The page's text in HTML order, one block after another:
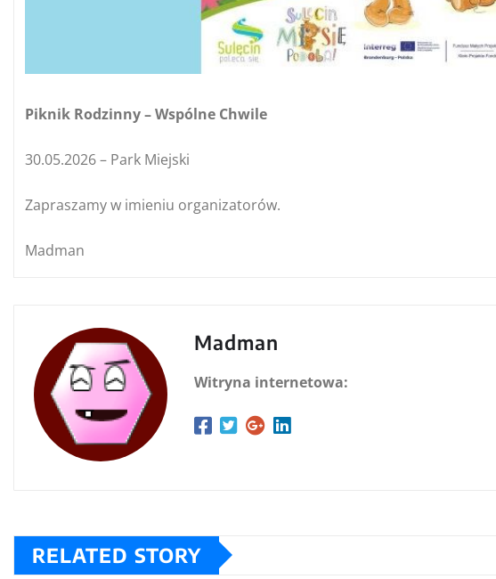
Piknik Rodzinny– Wspólne Chwile
30.05.2026 – Park Miejski
Zapraszamy w imieniu organizatorów.
Madman
Madman
Witryna internetowa:
RELATED STORY